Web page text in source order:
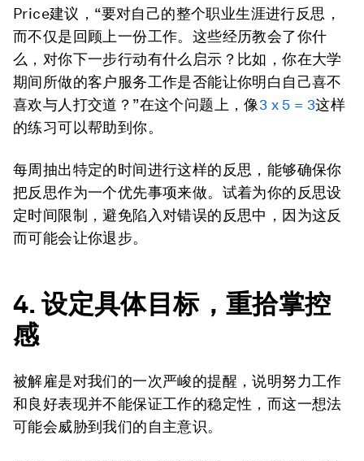
Price建议，“要对自己的整个职业生涯进行反思，
而不仅是回顾上一份工作。这些经历教会了你什
么，对你下一步行动有什么启示？比如，你在大学
期间所做的客户服务工作是否能让你明白自己喜不
喜欢与人打交道？”在这个问题上，像3 x 5 = 3这样
的练习可以帮助到你。
每周抽出特定的时间进行这样的反思，能够确保你
把反思作为一个优先事项来做。试着为你的反思设
定时间限制，避免陷入对错误的反思中，因为这反
而可能会让你退步。
4. 设定具体目标，重拾掌控
感
被解雇是对我们的一次严峻的提醒，说明努力工作
和良好表现并不能保证工作的稳定性，而这一想法
可能会威胁到我们的自主意识。